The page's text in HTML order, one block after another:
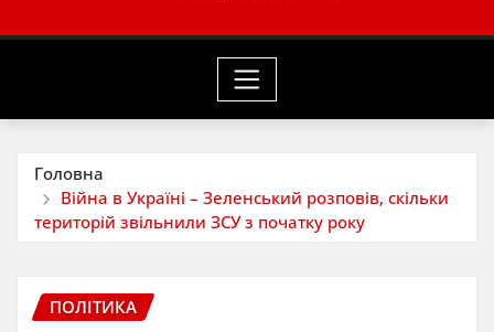
Головна
Війна в Україні – Зеленський розповів, скільки
територій звільнили ЗСУ з початку року
ПОЛІТИКА